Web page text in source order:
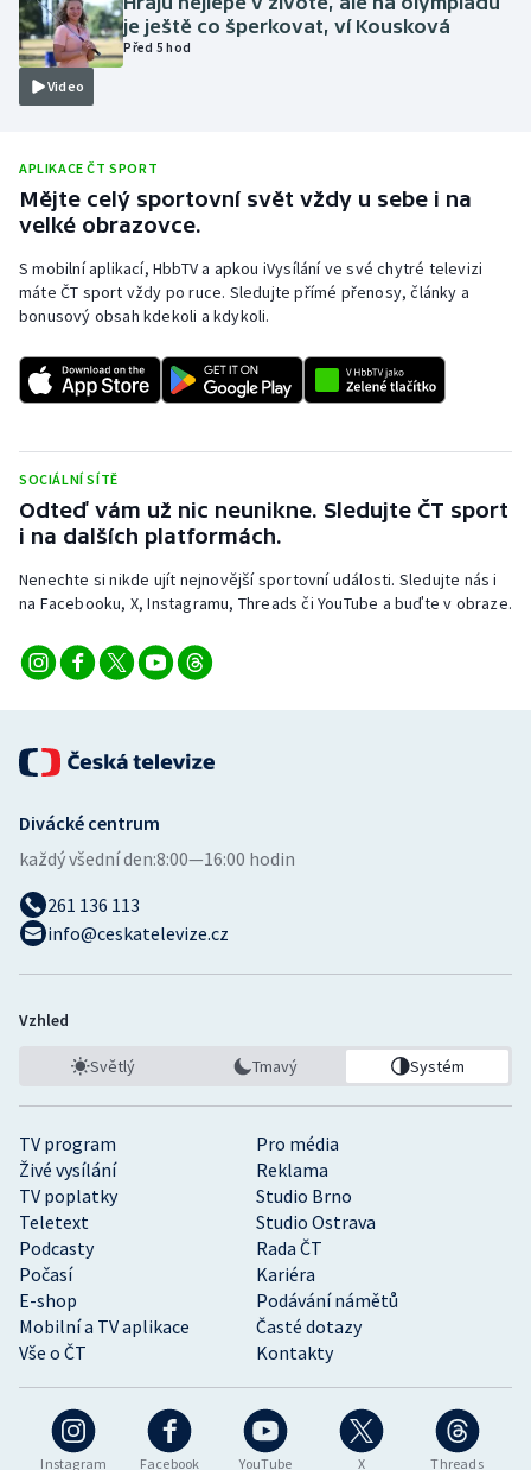
Olympijské hry
Parasport
Plážový volejbal
Rychlobruslení
Rychlostní kanoistika
Sportovní střelba
Stolní tenis
Triatlon
Veslování
Vodní slalom
Volejbal
Ostatní
Video
je ještě co šperkovat, ví Kousková
Před 5 hod
APLIKACE ČT SPORT
Mějte celý sportovní svět vždy u sebe i na
velké obrazovce.
S mobilní aplikací, HbbTV a apkou iVysílání ve své chytré televizi
máte ČT sport vždy po ruce. Sledujte přímé přenosy, články a
bonusový obsah kdekoli a kdykoli.
SOCIÁLNÍ SÍTĚ
Odteď vám už nic neunikne. Sledujte ČT sport
i na dalších platformách.
Nenechte si nikde ujít nejnovější sportovní události. Sledujte nás i
na Facebooku, X, Instagramu, Threads či YouTube a buďte v obraze.
Instagram Facebook YouTube X Threads
TV program
Pro média
Živé vysílání
Reklama
TV poplatky
Studio Brno
Teletext
Studio Ostrava
Podcasty
Rada ČT
Počasí
Kariéra
E-shop
Podávání námětů
Mobilní a TV aplikace
Časté dotazy
Vše o ČT
Kontakty
Divácké centrum
každý všední den:8:00—16:00 hodin
261 136 113
info@ceskatelevize.cz
Vzhled
Světlý Tmavý Systém